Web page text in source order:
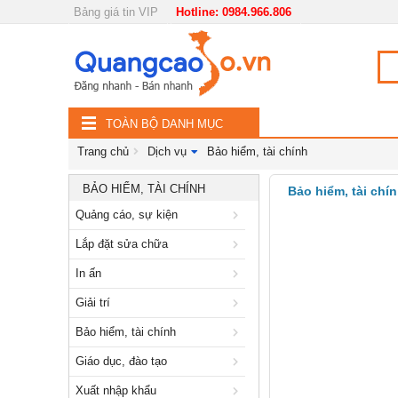
Bảng giá tin VIP Hotline: 0984.966.806
Nội, ngoại thất
Đồ gia dụng
Điện thoại, Viễn thông
Nhà và Đất
Dịch vụ
Quảng cáo, sự kiện
Lắp đặt sửa chữa
In ấn
Bảo hiểm, tài chính
Giáo dục, đào tạo
TOÀN BỘ DANH MỤC
Trang chủ Dịch vụ Bảo hiểm, tài chính
BẢO HIỂM, TÀI CHÍNH
Quảng cáo, sự kiện
Lắp đặt sửa chữa
In ấn
Giải trí
Bảo hiểm, tài chính
Giáo dục, đào tạo
Xuất nhập khẩu
Bảo hiểm, tài